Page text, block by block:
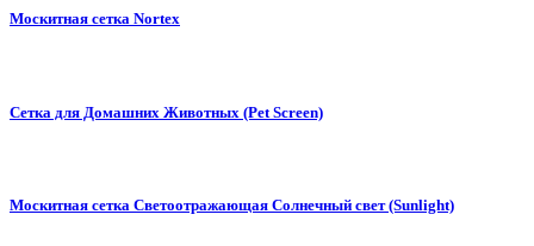
Москитная сетка Nortex
Сетка для Домашних Животных (Pet Screen)
Москитная сетка Светоотражающая Солнечный свет (Sunlight)